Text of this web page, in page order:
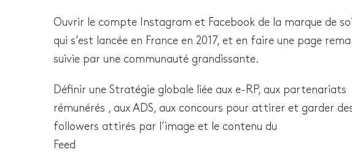
Ouvrir le compte Instagram et Facebook de la marque de
qui s’est lancée en France en 2017, et en faire une page
suivie par une communauté grandissante.
Définir une Stratégie globale liée aux e-RP, aux partenariats
rémunérés , aux ADS, aux concours pour attirer et garder
followers attirés par l’image et le contenu du
Feed